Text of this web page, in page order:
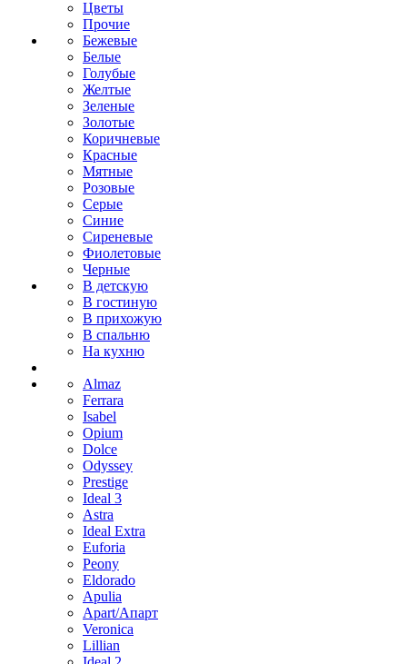
Цветы
Прочие
Бежевые
Белые
Голубые
Желтые
Зеленые
Золотые
Коричневые
Красные
Мятные
Розовые
Серые
Синие
Сиреневые
Фиолетовые
Черные
В детскую
В гостиную
В прихожую
В спальню
На кухню
Almaz
Ferrara
Isabel
Opium
Dolce
Odyssey
Prestige
Ideal 3
Astra
Ideal Extra
Euforia
Peony
Eldorado
Apulia
Apart/Апарт
Veronica
Lillian